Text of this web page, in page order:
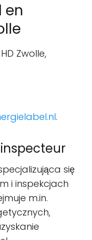
en
Zwolle,
.
się
i inspekcjach
m.in.